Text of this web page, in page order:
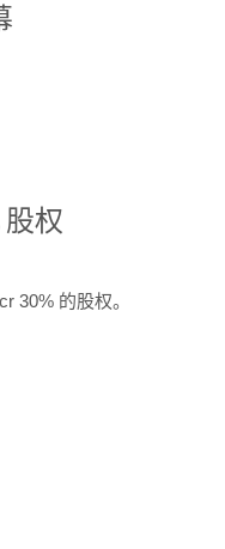
股权
30% 的股权。